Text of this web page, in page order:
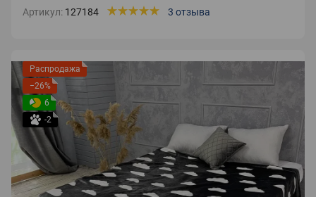
Артикул: 127184 3 отзыва
Распродажа
−26%
6
-2